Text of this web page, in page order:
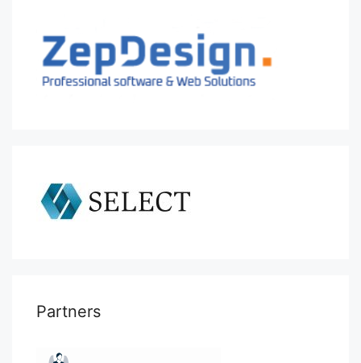
Partners